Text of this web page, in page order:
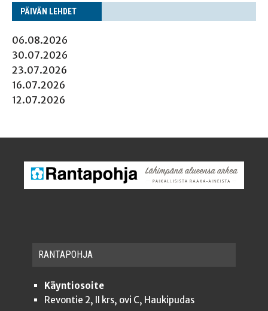
PÄI­VÄN LEHDET
06.08.2026
30.07.2026
23.07.2026
16.07.2026
12.07.2026
RAN­TA­POH­JA
Käyntiosoite
Revontie 2, II krs, ovi C, Haukipudas